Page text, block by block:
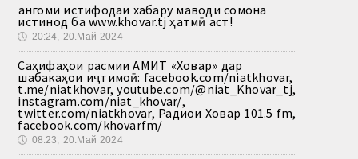
Ҳангоми истифодаи хабару маводи сомона
истинод ба www.khovar.tj ҳатмӣ аст!
🕔 20:24, 20.Май 2024
Саҳифаҳои расмии АМИТ «Ховар» дар
шабакаҳои иҷтимоӣ: facebook.com/niatkhovar,
t.me/niatkhovar, youtube.com/@niat_Khovar_tj,
instagram.com/niat_khovar/,
twitter.com/niatkhovar, Радиои Ховар 101.5 fm,
facebook.com/khovarfm/
🕔 08:23, 20.Май 2024